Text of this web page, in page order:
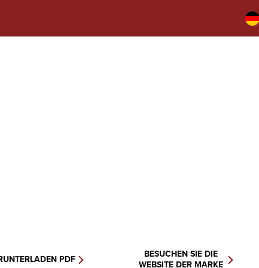
PDF
BESUCHEN SIE DIE
WEBSITE DER MARKE